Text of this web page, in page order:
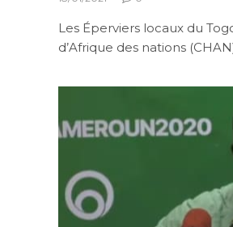
Les Éperviers locaux du
d’Afrique des nations